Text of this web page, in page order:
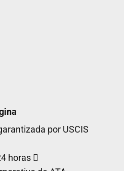
por USCIS
horas